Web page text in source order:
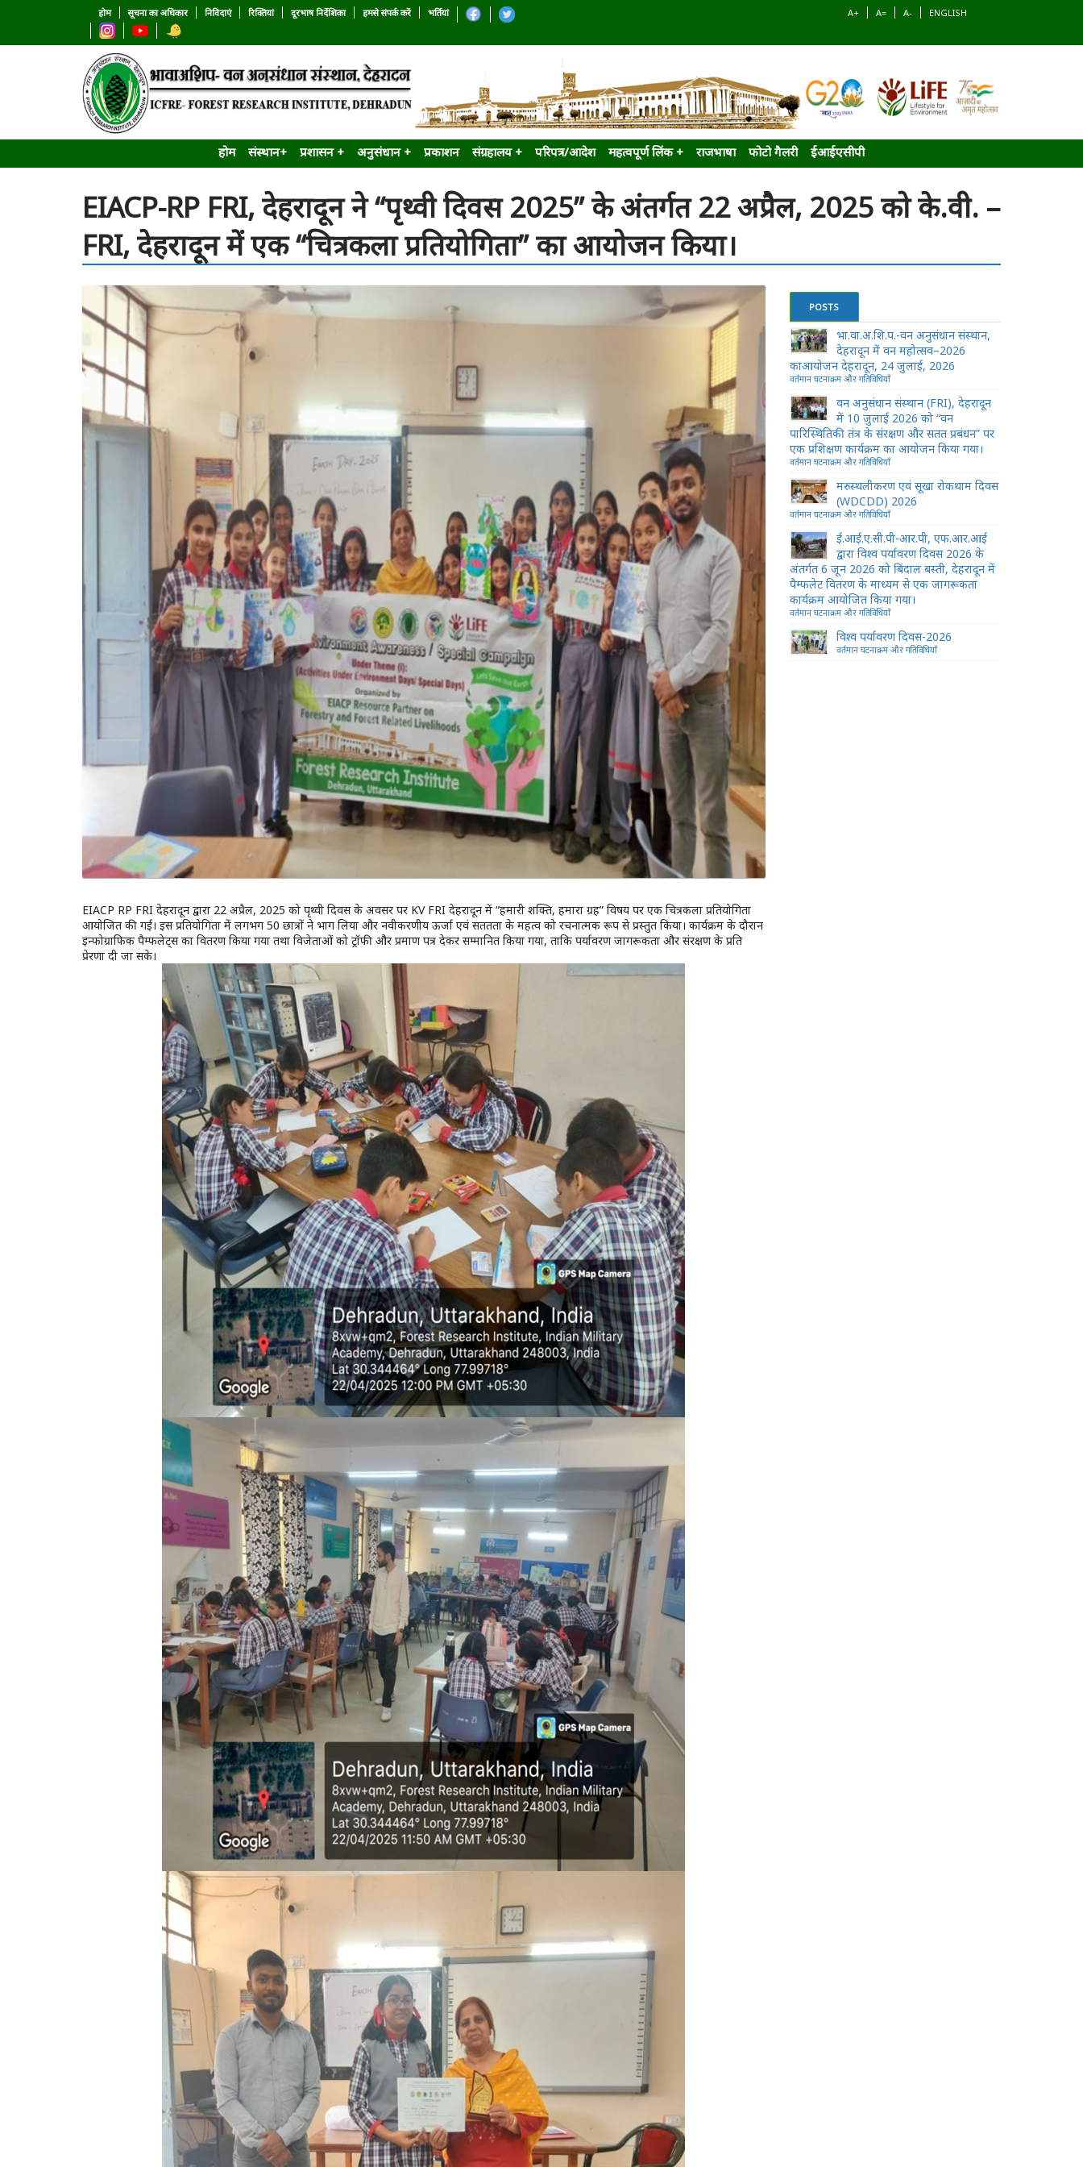
होम सूचना का अधिकार निविदाएं रिक्तियां दूरभाष निर्देशिका हमसे संपर्क करें भर्तियां A+ A= A- ENGLISH
होम संस्थान+ प्रशासन + अनुसंधान + प्रकाशन संग्रहालय + परिपत्र/आदेश महत्वपूर्ण लिंक + राजभाषा फोटो गैलरी ईआईएसीपी
EIACP-RP FRI, देहरादून ने “पृथ्वी दिवस 2025” के अंतर्गत 22 अप्रैल, 2025 को के.वी. –
FRI, देहरादून में एक “चित्रकला प्रतियोगिता” का आयोजन किया।
EIACP RP FRI देहरादून द्वारा 22 अप्रैल, 2025 को पृथ्वी दिवस के अवसर पर KV FRI देहरादून में “हमारी शक्ति, हमारा ग्रह” विषय पर एक चित्रकला प्रतियोगिता
आयोजित की गई। इस प्रतियोगिता में लगभग 50 छात्रों ने भाग लिया और नवीकरणीय ऊर्जा एवं सततता के महत्व को रचनात्मक रूप से प्रस्तुत किया। कार्यक्रम के दौरान
इन्फोग्राफिक पैम्फलेट्स का वितरण किया गया तथा विजेताओं को ट्रॉफी और प्रमाण पत्र देकर सम्मानित किया गया, ताकि पर्यावरण जागरूकता और संरक्षण के प्रति
प्रेरणा दी जा सके।
POSTS
भा.वा.अ.शि.प.-वन अनुसंधान संस्थान,
देहरादून में वन महोत्सव–2026
काआयोजन देहरादून, 24 जुलाई, 2026
वर्तमान घटनाक्रम और गतिविधियाँ
वन अनुसंधान संस्थान (FRI), देहरादून
में 10 जुलाई 2026 को “वन
पारिस्थितिकी तंत्र के संरक्षण और सतत प्रबंधन” पर
एक प्रशिक्षण कार्यक्रम का आयोजन किया गया।
वर्तमान घटनाक्रम और गतिविधियाँ
मरुस्थलीकरण एवं सूखा रोकथाम दिवस
(WDCDD) 2026
वर्तमान घटनाक्रम और गतिविधियाँ
ई.आई.ए.सी.पी-आर.पी, एफ.आर.आई
द्वारा विश्व पर्यावरण दिवस 2026 के
अंतर्गत 6 जून 2026 को बिंदाल बस्ती, देहरादून में
पैम्फलेट वितरण के माध्यम से एक जागरूकता
कार्यक्रम आयोजित किया गया।
वर्तमान घटनाक्रम और गतिविधियाँ
विश्व पर्यावरण दिवस-2026
वर्तमान घटनाक्रम और गतिविधियाँ